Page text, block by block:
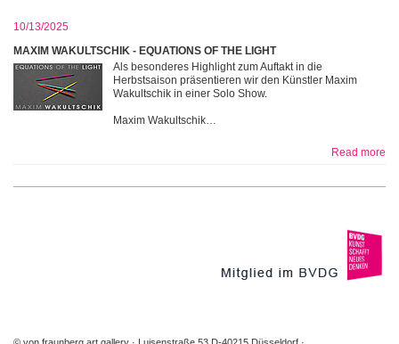
10/13/2025
MAXIM WAKULTSCHIK - EQUATIONS OF THE LIGHT
Als besonderes Highlight zum Auftakt in die
Herbstsaison präsentieren wir den Künstler Maxim
Wakultschik in einer Solo Show.
Maxim Wakultschik…
Read more